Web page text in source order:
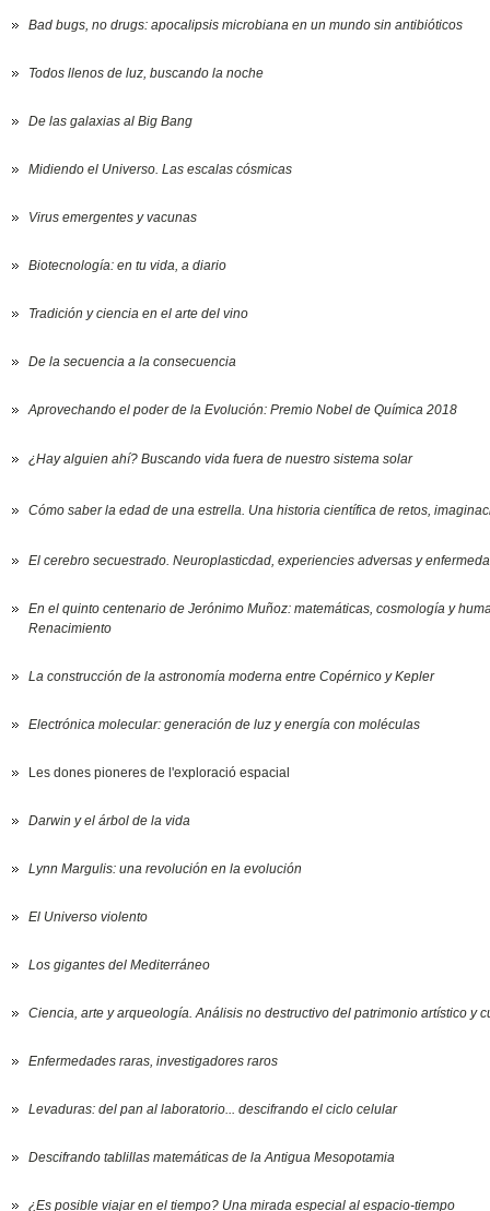
Bad bugs, no drugs: apocalipsis microbiana en un mundo sin antibióticos
Todos llenos de luz, buscando la noche
De las galaxias al Big Bang
Midiendo el Universo. Las escalas cósmicas
Virus emergentes y vacunas
Biotecnología: en tu vida, a diario
Tradición y ciencia en el arte del vino
De la secuencia a la consecuencia
Aprovechando el poder de la Evolución: Premio Nobel de Química 2018
¿Hay alguien ahí? Buscando vida fuera de nuestro sistema solar
Cómo saber la edad de una estrella. Una historia científica de retos,
El cerebro secuestrado. Neuroplasticdad, experiencies adversas y
En el quinto centenario de Jerónimo Muñoz: matemáticas, cosmología y
Renacimiento
La construcción de la astronomía moderna entre Copérnico y Kepler
Electrónica molecular: generación de luz y energía con moléculas
Les dones pioneres de l'exploració espacial
Darwin y el árbol de la vida
Lynn Margulis: una revolución en la evolución
El Universo violento
Los gigantes del Mediterráneo
Ciencia, arte y arqueología. Análisis no destructivo del patrimonio artístico y
Enfermedades raras, investigadores raros
Levaduras: del pan al laboratorio... descifrando el ciclo celular
Descifrando tablillas matemáticas de la Antigua Mesopotamia
¿Es posible viajar en el tiempo? Una mirada especial al espacio-tiempo